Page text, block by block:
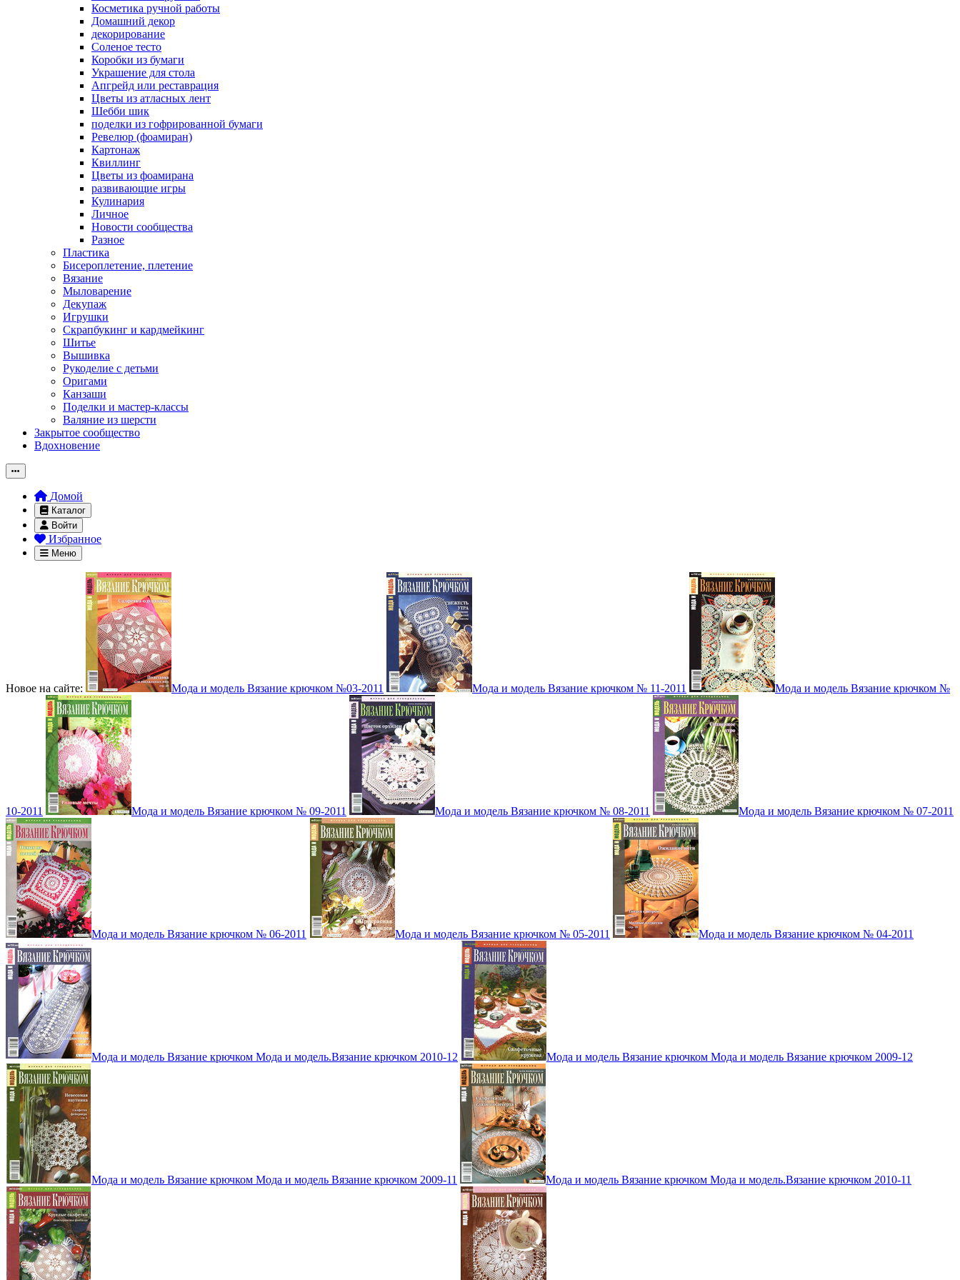
Косметика ручной работы
Домашний декор
декорирование
Соленое тесто
Коробки из бумаги
Украшение для стола
Апгрейд или реставрация
Цветы из атласных лент
Шебби шик
поделки из гофрированной бумаги
Ревелюр (фоамиран)
Картонаж
Квиллинг
Цветы из фоамирана
развивающие игры
Кулинария
Личное
Новости сообщества
Разное
Пластика
Бисероплетение, плетение
Вязание
Мыловарение
Декупаж
Игрушки
Скрапбукинг и кардмейкинг
Шитье
Вышивка
Рукоделие с детьми
Оригами
Канзаши
Поделки и мастер-классы
Валяние из шерсти
Закрытое сообщество
Вдохновение
Домой
Каталог
Войти
Избранное
Меню
Новое на сайте: Мода и модель Вязание крючком №03-2011 Мода и модель Вязание крючком № 11-2011 Мода и модель Вязание крючком №
10-2011 Мода и модель Вязание крючком № 09-2011 Мода и модель Вязание крючком № 08-2011 Мода и модель Вязание крючком № 07-2011
Мода и модель Вязание крючком № 06-2011 Мода и модель Вязание крючком № 05-2011 Мода и модель Вязание крючком № 04-2011
Мода и модель Вязание крючком Мода и модель.Вязание крючком 2010-12 Мода и модель Вязание крючком Мода и модель Вязание крючком 2009-12
Мода и модель Вязание крючком Мода и модель Вязание крючком 2009-11 Мода и модель Вязание крючком Мода и модель.Вязание крючком 2010-11